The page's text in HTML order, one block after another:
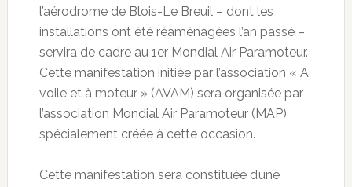
l’aérodrome de Blois-Le Breuil – dont les
installations ont été réaménagées l’an passé –
servira de cadre au 1er Mondial Air Paramoteur.
Cette manifestation initiée par l’association « A
voile et à moteur » (AVAM) sera organisée par
l’association Mondial Air Paramoteur (MAP)
spécialement créée à cette occasion.
Cette manifestation sera constituée d’une